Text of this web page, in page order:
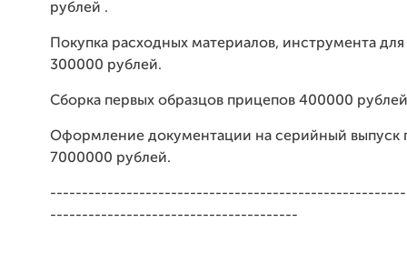
рублей .
Покупка расходных материалов, инструмента
300000 рублей.
Сборка первых образцов прицепов 400000
Оформление документации на серийный выпуск
7000000 рублей.
---------------------------------------